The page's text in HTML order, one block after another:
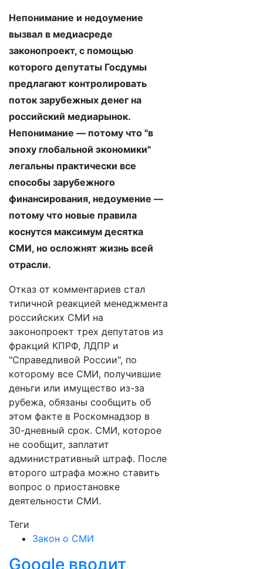
Непонимание и недоумение
вызвал в медиасреде
законопроект, с помощью
которого депутаты Госдумы
предлагают контролировать
поток зарубежных денег на
российский медиарынок.
Непонимание — потому что "в
эпоху глобальной экономики"
легальны практически все
способы зарубежного
финансирования, недоумение —
потому что новые правила
коснутся максимум десятка
СМИ, но осложнят жизнь всей
отрасли.
Отказ от комментариев стал
типичной реакцией менеджмента
российских СМИ на
законопроект трех депутатов из
фракций КПРФ, ЛДПР и
"Справедливой России", по
которому все СМИ, получившие
деньги или имущество из-за
рубежа, обязаны сообщить об
этом факте в Роскомнадзор в
30-дневный срок. СМИ, которое
не сообщит, заплатит
административный штраф. После
второго штрафа можно ставить
вопрос о приостановке
деятельности СМИ.
Теги
Закон о СМИ
Google вводит